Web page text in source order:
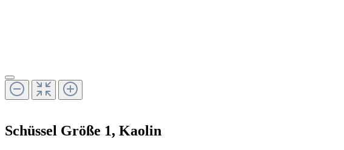
Schüssel Größe 1, Kaolin